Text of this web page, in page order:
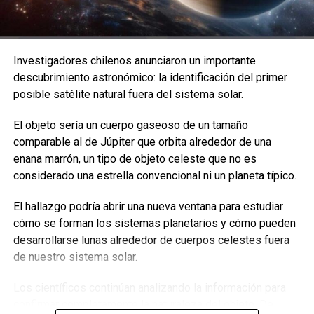
Los investigadores encontraron huesos de tres mamuts
en la bodega de Andreas Pernerstorfer. (EFE/Oeaw-
oeai/Th. Einwögerer)
“Sabemos que los humanos cazaban mamuts, pero
dijo Parow-Souchon en un comunicado de la academia,
añadiendo que no estaba claro si los tres mamuts
murieron donde fueron encontrados, o si los cazadores
los persiguieron y tendieron una trampa.
posteriormente entregarán al Museo de Historia Natural
Investigadores chilenos anunciaron un importante
descubrimiento astronómico: la identificación del primer
posible satélite natural fuera del sistema solar.
El objeto sería un cuerpo gaseoso de un tamaño
comparable al de Júpiter que orbita alrededor de una
enana marrón, un tipo de objeto celeste que no es
considerado una estrella convencional ni un planeta típico.
El hallazgo podría abrir una nueva ventana para estudiar
cómo se forman los sistemas planetarios y cómo pueden
desarrollarse lunas alrededor de cuerpos celestes fuera
de nuestro sistema solar.